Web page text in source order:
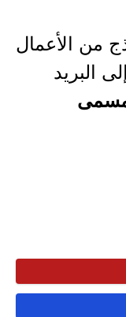
من الأعمال
البريد
مسمى